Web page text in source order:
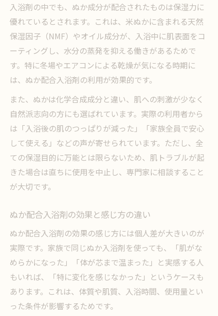
入浴剤の中でも、ぬか成分が配合されたものは保湿力に
優れているとされます。これは、米ぬかに含まれる天然
保湿因子（NMF）やオイル成分が、入浴中に肌表面をコ
ーティングし、水分の蒸発を抑える働きがあるためで
す。特に冬場やエアコンによる乾燥が気になる時期に
は、ぬか配合入浴剤の利用が効果的です。
また、ぬかは化学合成成分と違い、肌への刺激が少なく
自然派志向の方にも選ばれています。実際の利用者から
は「入浴後の肌のつっぱりが減った」「家族全員で安心
して使える」などの声が寄せられています。ただし、全
ての保湿目的に万能とは限らないため、肌トラブルが起
きた場合は直ちに使用を中止し、専門家に相談すること
が大切です。
ぬか配合入浴剤の効果と感じ方の違い
ぬか配合入浴剤の効果の感じ方には個人差が大きいのが
実際です。家族で同じぬか入浴剤を使っても、「肌がな
めらかになった」「体が芯まで温まった」と実感する人
もいれば、「特に変化を感じなかった」というケースも
あります。これは、体質や肌質、入浴時間、使用量とい
った条件が影響するためです。